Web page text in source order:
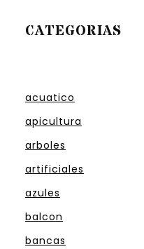
CATEGORIAS
acuatico
apicultura
arboles
artificiales
azules
balcon
bancas